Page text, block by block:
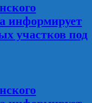
информирует
участков под